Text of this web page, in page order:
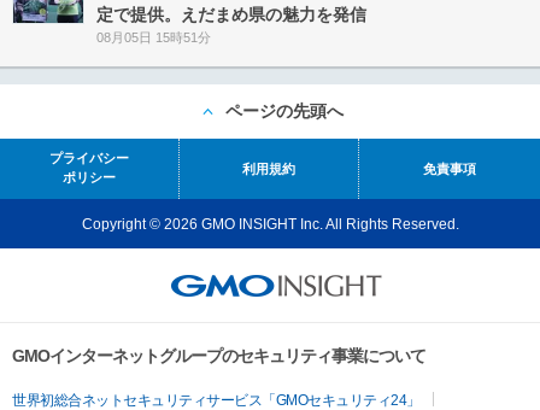
定で提供。えだまめ県の魅力を発信
08月05日 15時51分
ページの先頭へ
プライバシー
ポリシー
利用規約 免責事項
Copyright © 2026 GMO INSIGHT Inc. All Rights Reserved.
GMOインターネットグループのセキュリティ事業について
世界初総合ネットセキュリティサービス「GMOセキュリティ24」